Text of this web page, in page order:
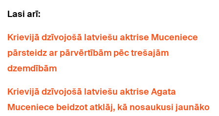
Lasi arī:
Krievijā dzīvojošā latviešu aktrise Muceniece
pārsteidz ar pārvērtībām pēc trešajām
dzemdībām
Krievijā dzīvojošā latviešu aktrise Agata
Muceniece beidzot atklāj, kā nosaukusi jaunāko